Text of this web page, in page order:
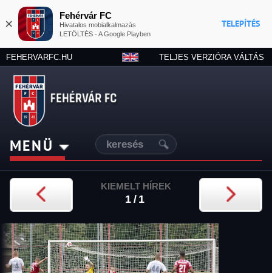
×
Fehérvár FC
Hivatalos mobialkalmazás
LETÖLTÉS - A Google Playben
TELEPÍTÉS
FEHERVARFC.HU TELJES VERZIÓRA VÁLTÁS
MENÜ
KIEMELT HÍREK
1/1